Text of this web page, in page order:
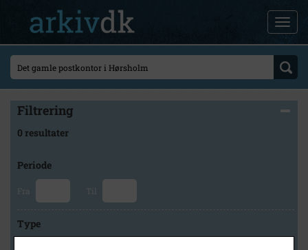
Filtrering
0 resultater
Periode
Fra Til
Type